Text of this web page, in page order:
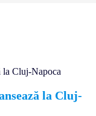
la Cluj-